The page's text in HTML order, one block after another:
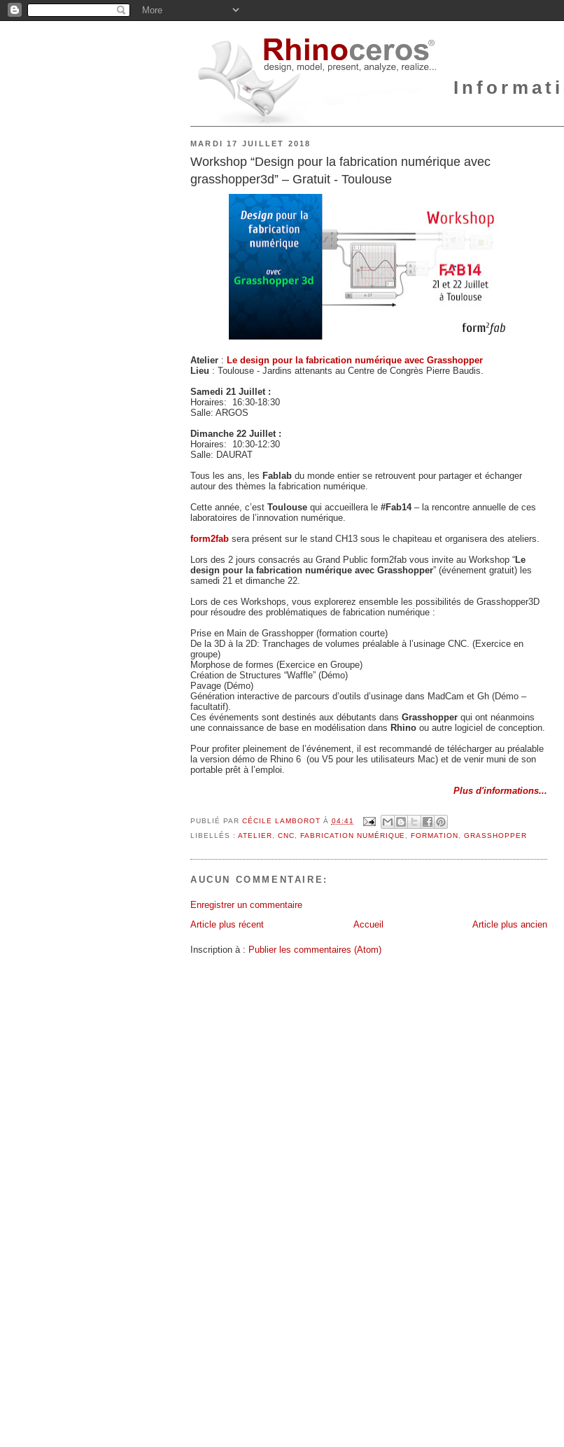
MARDI 17 JUILLET 2018
Workshop “Design pour la fabrication numérique avec
grasshopper3d” – Gratuit - Toulouse
Atelier : Le design pour la fabrication numérique avec Grasshopper
Lieu : Toulouse - Jardins attenants au Centre de Congrès Pierre Baudis.
Samedi 21 Juillet :
Horaires: 16:30-18:30
Salle: ARGOS
Dimanche 22 Juillet :
Horaires: 10:30-12:30
Salle: DAURAT
Tous les ans, les Fablab du monde entier se retrouvent pour partager et échanger
autour des thèmes la fabrication numérique.
Cette année, c’est Toulouse qui accueillera le #Fab14 – la rencontre annuelle de ces
laboratoires de l’innovation numérique.
form2fab sera présent sur le stand CH13 sous le chapiteau et organisera des ateliers.
Lors des 2 jours consacrés au Grand Public form2fab vous invite au Workshop “Le
design pour la fabrication numérique avec Grasshopper” (événement gratuit) les
samedi 21 et dimanche 22.
Lors de ces Workshops, vous explorerez ensemble les possibilités de Grasshopper3D
pour résoudre des problématiques de fabrication numérique :
Prise en Main de Grasshopper (formation courte)
De la 3D à la 2D: Tranchages de volumes préalable à l’usinage CNC. (Exercice en
groupe)
Morphose de formes (Exercice en Groupe)
Création de Structures “Waffle” (Démo)
Pavage (Démo)
Génération interactive de parcours d’outils d’usinage dans MadCam et Gh (Démo –
facultatif).
Ces événements sont destinés aux débutants dans Grasshopper qui ont néanmoins
une connaissance de base en modélisation dans Rhino ou autre logiciel de conception.
Pour profiter pleinement de l’événement, il est recommandé de télécharger au préalable
la version démo de Rhino 6 (ou V5 pour les utilisateurs Mac) et de venir muni de son
portable prêt à l’emploi.
Plus d'informations...
PUBLIÉ PAR CÉCILE LAMBOROT À 04:41
LIBELLÉS : ATELIER, CNC, FABRICATION NUMÉRIQUE, FORMATION ,GRASSHOPPER
AUCUN COMMENTAIRE:
Enregistrer un commentaire
Article plus récent
Article plus ancien
Accueil
Inscription à : Publier les commentaires (Atom)